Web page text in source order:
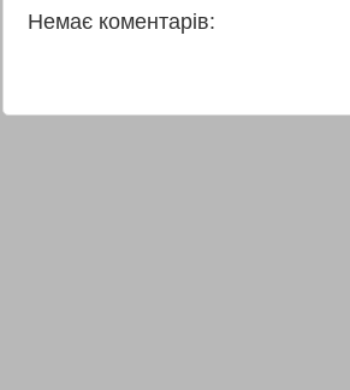
Немає коментарів: